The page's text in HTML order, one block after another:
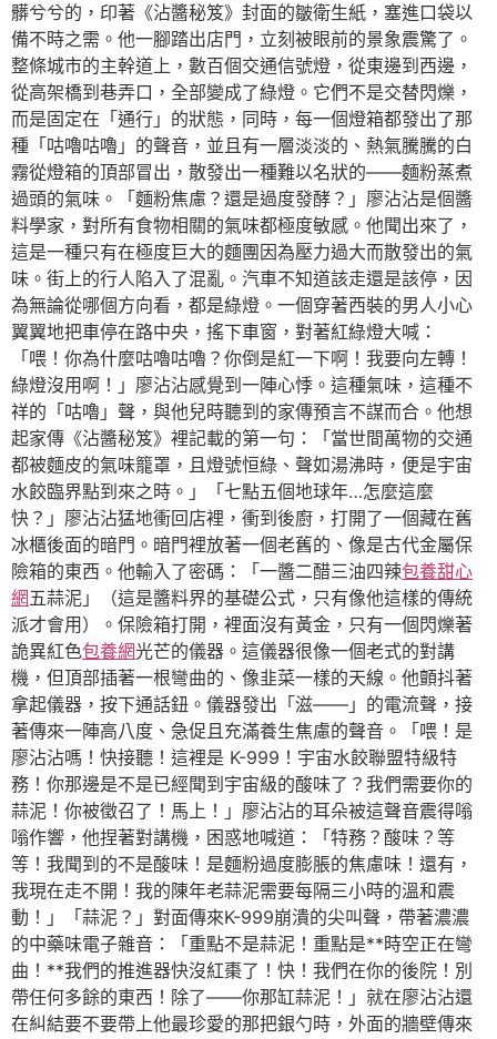
髒兮兮的，印著《沾醬秘笈》封面的皺衛生紙，塞進口袋以
備不時之需。他一腳踏出店門，立刻被眼前的景象震驚了。
整條城市的主幹道上，數百個交通信號燈，從東邊到西邊，
從高架橋到巷弄口，全部變成了綠燈。它們不是交替閃爍，
而是固定在「通行」的狀態，同時，每一個燈箱都發出了那
種「咕嚕咕嚕」的聲音，並且有一層淡淡的、熱氣騰騰的白
霧從燈箱的頂部冒出，散發出一種難以名狀的——麵粉蒸煮
過頭的氣味。「麵粉焦慮？還是過度發酵？」廖沾沾是個醬
料學家，對所有食物相關的氣味都極度敏感。他聞出來了，
這是一種只有在極度巨大的麵團因為壓力過大而散發出的氣
味。街上的行人陷入了混亂。汽車不知道該走還是該停，因
為無論從哪個方向看，都是綠燈。一個穿著西裝的男人小心
翼翼地把車停在路中央，搖下車窗，對著紅綠燈大喊：
「喂！你為什麼咕嚕咕嚕？你倒是紅一下啊！我要向左轉！
綠燈沒用啊！」廖沾沾感覺到一陣心悸。這種氣味，這種不
祥的「咕嚕」聲，與他兒時聽到的家傳預言不謀而合。他想
起家傳《沾醬秘笈》裡記載的第一句：「當世間萬物的交通
都被麵皮的氣味籠罩，且燈號恒綠、聲如湯沸時，便是宇宙
水餃臨界點到來之時。」「七點五個地球年…怎麼這麼
快？」廖沾沾猛地衝回店裡，衝到後廚，打開了一個藏在舊
冰櫃後面的暗門。暗門裡放著一個老舊的、像是古代金屬保
險箱的東西。他輸入了密碼：「一醬二醋三油四辣包養甜心
網五蒜泥」（這是醬料界的基礎公式，只有像他這樣的傳統
派才會用）。保險箱打開，裡面沒有黃金，只有一個閃爍著
詭異紅色包養網光芒的儀器。這儀器很像一個老式的對講
機，但頂部插著一根彎曲的、像韭菜一樣的天線。他顫抖著
拿起儀器，按下通話鈕。儀器發出「滋——」的電流聲，接
著傳來一陣高八度、急促且充滿養生焦慮的聲音。「喂！是
廖沾沾嗎！快接聽！這裡是 K-999！宇宙水餃聯盟特級特
務！你那邊是不是已經聞到宇宙級的酸味了？我們需要你的
蒜泥！你被徵召了！馬上！」廖沾沾的耳朵被這聲音震得嗡
嗡作響，他捏著對講機，困惑地喊道：「特務？酸味？等
等！我聞到的不是酸味！是麵粉過度膨脹的焦慮味！還有，
我現在走不開！我的陳年老蒜泥需要每隔三小時的溫和震
動！」「蒜泥？」對面傳來K-999崩潰的尖叫聲，帶著濃濃
的中藥味電子雜音：「重點不是蒜泥！重點是**時空正在彎
曲！**我們的推進器快沒紅棗了！快！我們在你的後院！別
帶任何多餘的東西！除了——你那缸蒜泥！」就在廖沾沾還
在糾結要不要帶上他最珍愛的那把銀勺時，外面的牆壁傳來